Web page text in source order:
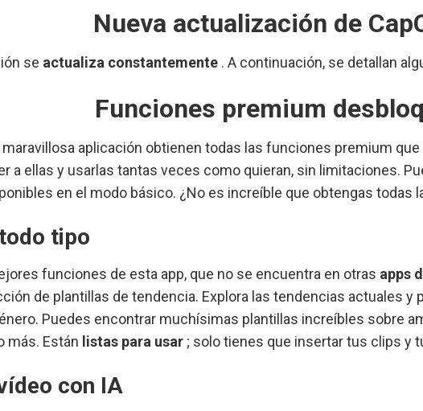
Nueva actualización de
se actualiza constantemente . A continuación, se detallan
Funciones premium
aplicación obtienen todas las funciones premium
a ellas y usarlas tantas veces como quieran, sin limitaciones.
en el modo básico. ¿No es increíble que obtengas todas
tipo
funciones de esta app, que no se encuentra en otras apps
de plantillas de tendencia. Explora las tendencias actuales
Puedes encontrar muchísimas plantillas increíbles sobre
más. Están listas para usar ; solo tienes que insertar tus clips y
con IA